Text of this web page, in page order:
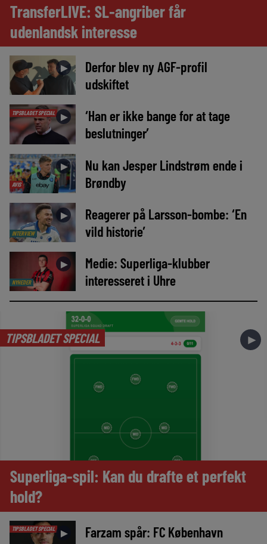
TransferLIVE: SL-angriber får
udenlandsk interesse
►
Derfor blev ny AGF-profil
udskiftet
TIPSBLADET SPECIAL ►
‘Han er ikke bange for at tage
beslutninger’
AVIS
►
Nu kan Jesper Lindstrøm ende i
Brøndby
INTERVIEW
►
Reagerer på Larsson-bombe: ‘En
vild historie’
NYHEDER
►
Medie: Superliga-klubber
interesseret i Uhre
TIPSBLADET SPECIAL ►
Superliga-spil: Kan du drafte et perfekt
hold?
TIPSBLADET SPECIAL ►
Farzam spår: FC København